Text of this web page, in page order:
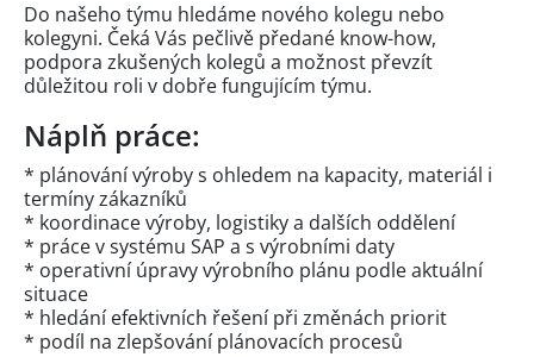
Do našeho týmu hledáme nového kolegu nebo
kolegyni. Čeká Vás pečlivě předané know-how,
podpora zkušených kolegů a možnost převzít
důležitou roli v dobře fungujícím týmu.
Náplň práce:
* plánování výroby s ohledem na kapacity, materiál i
termíny zákazníků
* koordinace výroby, logistiky a dalších oddělení
* práce v systému SAP a s výrobními daty
* operativní úpravy výrobního plánu podle aktuální
situace
* hledání efektivních řešení při změnách priorit
* podíl na zlepšování plánovacích procesů